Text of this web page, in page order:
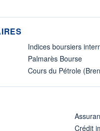
Indices boursiers
Palmarès Bourse
Cours du Pétrole
Crédit